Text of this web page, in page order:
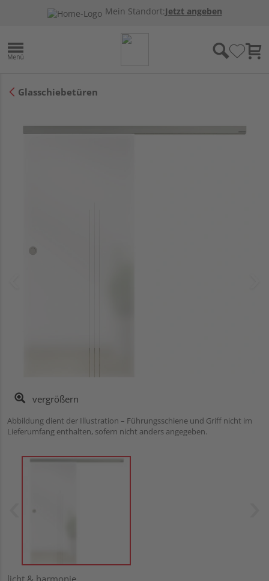
Mein Standort:Jetzt angeben
Glasschiebetüren
vergrößern
Abbildung dient der Illustration – Führungsschiene und Griff nicht im
Lieferumfang enthalten, sofern nicht anders angegeben.
licht & harmonie